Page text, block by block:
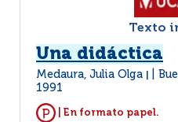
Texto
Una didáctica
Medaura, Julia Olga
1991
| En formato papel.